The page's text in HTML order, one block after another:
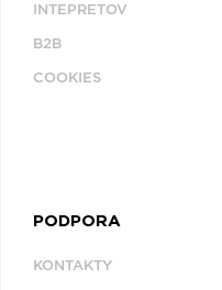
INTEPRETOV
B2B
COOKIES
PODPORA
KONTAKTY